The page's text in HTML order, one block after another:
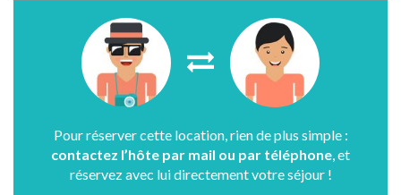
Pour réserver cette location, rien de plus simple :
contactez l’hôte par mail ou par téléphone, et
réservez avec lui directement votre séjour !